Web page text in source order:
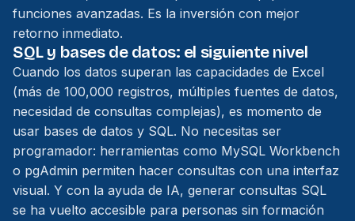
funciones avanzadas. Es la inversión con mejor
retorno inmediato.
SQL y bases de datos: el siguiente nivel
Cuando los datos superan las capacidades de Excel
(más de 100,000 registros, múltiples fuentes de datos,
necesidad de consultas complejas), es momento de
usar bases de datos y SQL. No necesitas ser
programador: herramientas como MySQL Workbench
o pgAdmin permiten hacer consultas con una interfaz
visual. Y con la ayuda de IA, generar consultas SQL
se ha vuelto accesible para personas sin formación